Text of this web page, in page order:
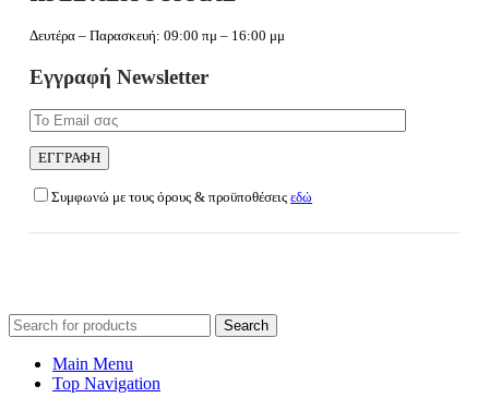
Δευτέρα – Παρασκευή: 09:00 πμ – 16:00 μμ
Εγγραφή Newsletter
Συμφωνώ με τους όρους & προϋποθέσειςεδώ
Search
for:
Main Menu
Top Navigation